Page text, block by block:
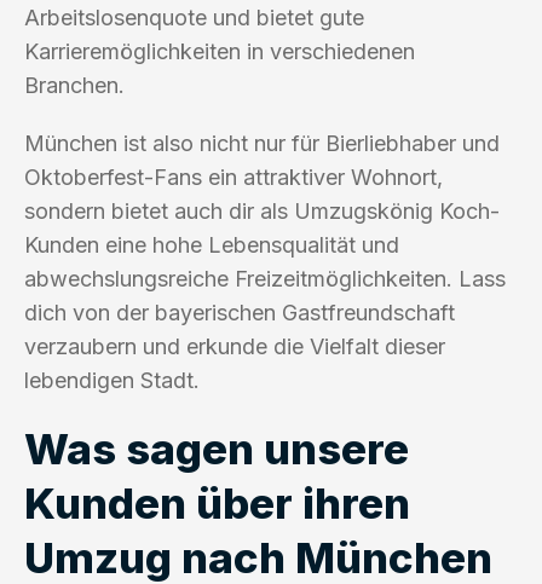
Arbeitslosenquote und bietet gute
Karrieremöglichkeiten in verschiedenen
Branchen.
München ist also nicht nur für Bierliebhaber und
Oktoberfest-Fans ein attraktiver Wohnort,
sondern bietet auch dir als Umzugskönig Koch-
Kunden eine hohe Lebensqualität und
abwechslungsreiche Freizeitmöglichkeiten. Lass
dich von der bayerischen Gastfreundschaft
verzaubern und erkunde die Vielfalt dieser
lebendigen Stadt.
Was sagen unsere
Kunden über ihren
Umzug nach München